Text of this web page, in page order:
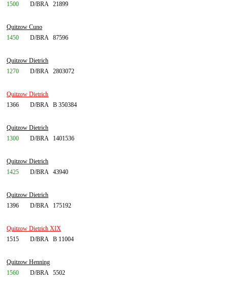
1500
D/BRA 21899
Quitzow Cuno
1450
D/BRA 87596
Quitzow Dietrich
1270
D/BRA 2803072
Quitzow Dietrich
1366
D/BRA B 350384
Quitzow Dietrich
1300
D/BRA 1401536
Quitzow Dietrich
1425
D/BRA 43940
Quitzow Dietrich
1396
D/BRA 175192
Quitzow Dietrich XIX
1515
D/BRA B 11004
Quitzow Henning
1560
D/BRA 5502